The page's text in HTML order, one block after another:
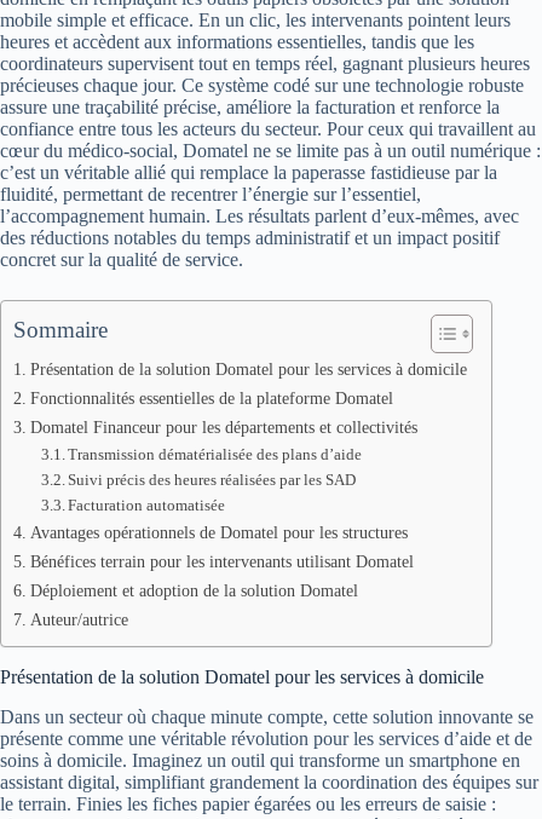
mobile simple et efficace. En un clic, les intervenants pointent leurs
heures et accèdent aux informations essentielles, tandis que les
coordinateurs supervisent tout en temps réel, gagnant plusieurs heures
précieuses chaque jour. Ce système codé sur une technologie robuste
assure une traçabilité précise, améliore la facturation et renforce la
confiance entre tous les acteurs du secteur. Pour ceux qui travaillent au
cœur du médico-social, Domatel ne se limite pas à un outil numérique :
c’est un véritable allié qui remplace la paperasse fastidieuse par la
fluidité, permettant de recentrer l’énergie sur l’essentiel,
l’accompagnement humain. Les résultats parlent d’eux-mêmes, avec
des réductions notables du temps administratif et un impact positif
concret sur la qualité de service.
Sommaire
Présentation de la solution Domatel pour les services à domicile
Fonctionnalités essentielles de la plateforme Domatel
Domatel Financeur pour les départements et collectivités
Transmission dématérialisée des plans d’aide
Suivi précis des heures réalisées par les SAD
Facturation automatisée
Avantages opérationnels de Domatel pour les structures
Bénéfices terrain pour les intervenants utilisant Domatel
Déploiement et adoption de la solution Domatel
Auteur/autrice
Présentation de la solution Domatel pour les services à domicile
Dans un secteur où chaque minute compte, cette solution innovante se
présente comme une véritable révolution pour les services d’aide et de
soins à domicile. Imaginez un outil qui transforme un smartphone en
assistant digital, simplifiant grandement la coordination des équipes sur
le terrain. Finies les fiches papier égarées ou les erreurs de saisie :